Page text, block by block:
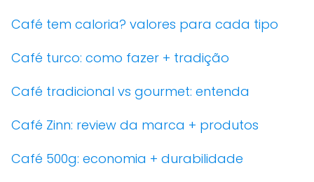
Café tem caloria? valores para cada tipo
Café turco: como fazer + tradição
Café tradicional vs gourmet: entenda
Café Zinn: review da marca + produtos
Café 500g: economia + durabilidade